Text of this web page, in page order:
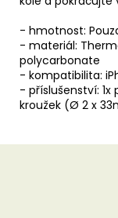
- hmotnost:
- materiál:
polycarbonate
- kompatibilita:
- příslušenství: 1x
kroužek (Ø 2 x